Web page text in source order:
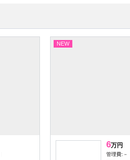
NEW
6万円
管理費:－